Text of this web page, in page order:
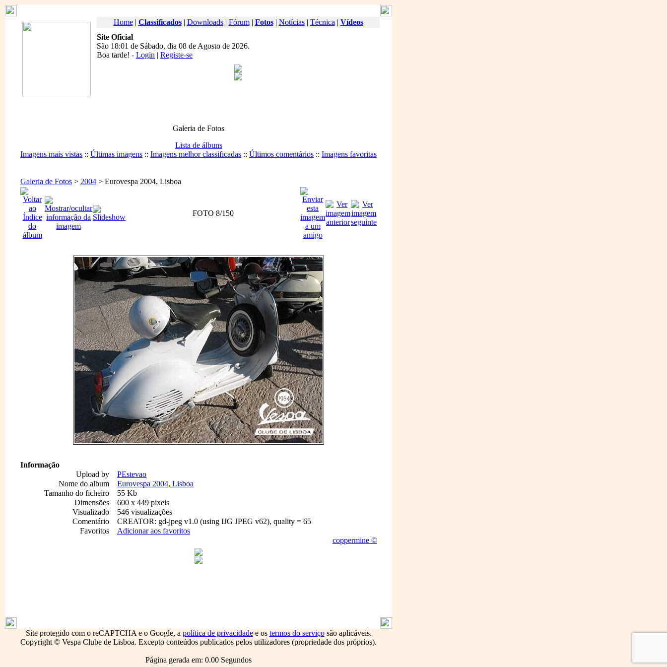
Home| Classificados| Downloads| Fórum| Fotos| Notícias| Técnica | Vídeos
Site Oficial
São 18:01 de Sábado, dia 08 de Agosto de 2026.
Boa tarde! - Login | Registe-se
Galeria de Fotos
Lista de álbuns
Imagens mais vistas :: Últimas imagens :: Imagens melhor classificadas :: Últimos comentários :: Imagens favoritas
Galeria de Fotos > 2004 > Eurovespa 2004, Lisboa
FOTO 8/150
Informação
Upload by
PEstevao
Nome do album
Eurovespa 2004, Lisboa
Tamanho do ficheiro
55 Kb
Dimensões
600 x 449 pixeis
Visualizado
546 visualizações
Comentário
CREATOR: gd-jpeg v1.0 (using IJG JPEG v62), quality = 65
Favoritos
Adicionar aos favoritos
coppermine ©
Site protegido com o reCAPTCHA e o Google, a política de privacidadee os termos do serviçosão aplicáveis.
Copyright © Vespa Clube de Lisboa. Excepto conteúdos publicados pelos utilizadores (propriedade dos próprios).
Página gerada em: 0.00 Segundos